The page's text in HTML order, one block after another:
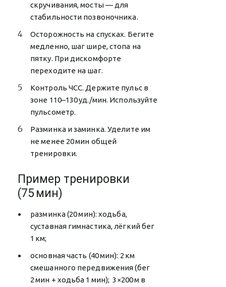
скручивания, мосты — для
стабильности позвоночника.
Осторожность на спусках. Бегите
медленно, шаг шире, стопа на
пятку. При дискомфорте
переходите на шаг.
Контроль ЧСС. Держите пульс в
зоне 110–130 уд./мин. Используйте
пульсометр.
Разминка и заминка. Уделите им
не менее 20 мин общей
тренировки.
Пример тренировки
(75 мин)
разминка (20 мин): ходьба,
суставная гимнастика, лёгкий бег
1 км;
основная часть (40 мин): 2 км
смешанного передвижения (бег
2 мин + ходьба 1 мин); 3×200 м в